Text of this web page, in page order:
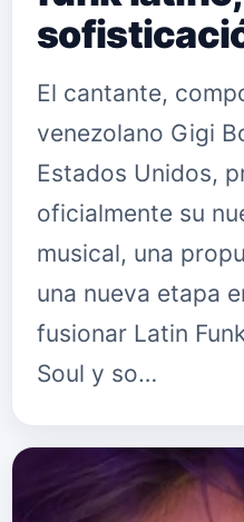
El cantante,
venezolano Gigi
Estados Unidos,
oficialmente su
musical, una
una nueva etapa
fusionar Latin
Soul y so…